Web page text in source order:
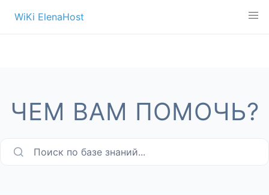
WiKi ElenaHost
ЧЕМ ВАМ ПОМОЧЬ?
Поиск по базе знаний...